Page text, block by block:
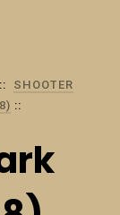
SHOOTER